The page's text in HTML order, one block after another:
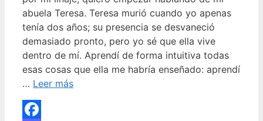
abuela Teresa. Teresa murió cuando yo apenas
tenía dos años; su presencia se desvaneció
demasiado pronto, pero yo sé que ella vive
dentro de mí. Aprendí de forma intuitiva todas
esas cosas que ella me habría enseñado: aprendí
… Leer más